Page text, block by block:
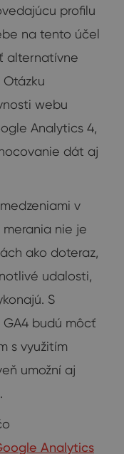
profilu
na tento účel
alternatívne
webu
Analytics 4,
dát aj
v
nie je
ako doteraz,
udalosti,
S
budú môcť
s využitím
umožní aj
Analytics